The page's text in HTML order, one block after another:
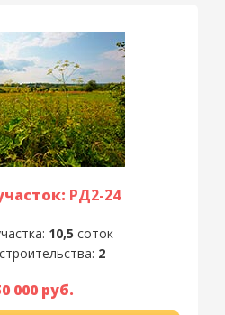
РД2-24
10,5 соток
2
000 руб.